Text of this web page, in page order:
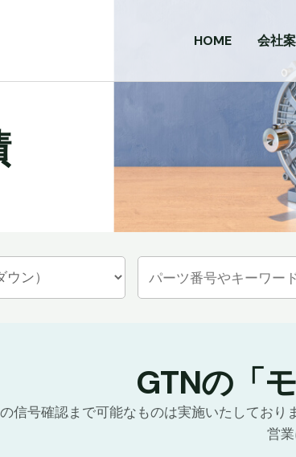
HOME 会社
GTNの「
信号確認まで可能なものは実施いたしてお
営